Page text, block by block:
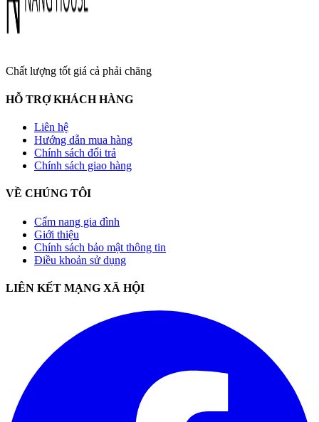
Chất lượng tốt giá cả phải chăng
HỖ TRỢ KHÁCH HÀNG
Liên hệ
Hướng dẫn mua hàng
Chính sách đổi trả
Chính sách giao hàng
VỀ CHÚNG TÔI
Cẩm nang gia đình
Giới thiệu
Chính sách bảo mật thông tin
Điều khoản sử dụng
LIÊN KẾT MẠNG XÃ HỘI